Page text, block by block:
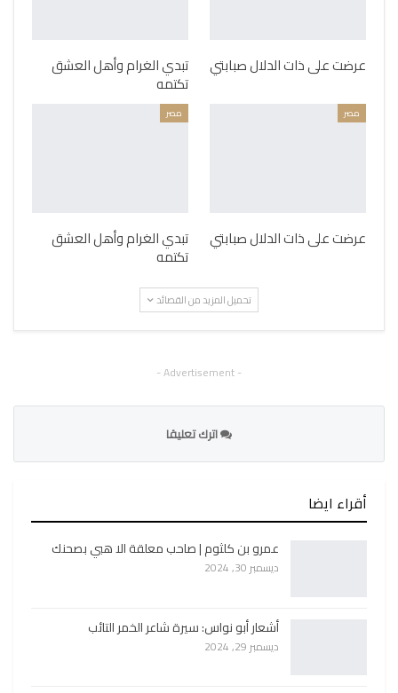
عرضت على ذات الدلال صبابتي تبدي الغرام وأهل العشق
تكتمه
مصر
عرضت على ذات الدلال صبابتي
مصر
تبدي الغرام وأهل العشق
تكتمه
تحميل المزيد من القصائد
- Advertisement -
اترك تعليقا
أقراء ايضا
عمرو بن كلثوم | صاحب معلقة الا هبي بصحنك
ديسمبر 30, 2024
أشعار أبو نواس: سيرة شاعر الخمر التائب
ديسمبر 29, 2024